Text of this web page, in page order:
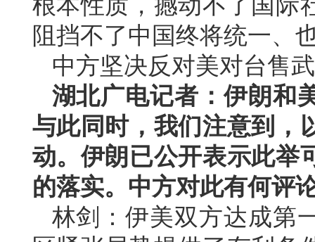
根本性质，撼动不了国际
阻挡不了中国终将统一、
中方坚决反对美对台售
湖北广电记者：伊朗和
与此同时，我们注意到，
动。伊朗已公开表示此举
的落实。中方对此有何评
林剑：伊美双方达成第